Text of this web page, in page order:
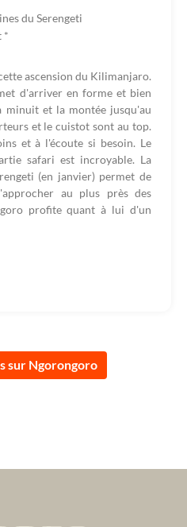
du Serengeti
*
ascension du Kilimanjaro.
d'arriver en forme et bien
minuit et la montée jusqu'au
et le cuistot sont au top.
et à l'écoute si besoin. Le
safari est incroyable. La
(en janvier) permet de
au plus près des
profite quant à lui d'un
sur Ngorongoro